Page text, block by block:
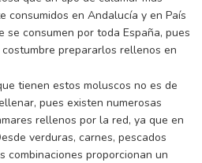
consumidos en Andalucía y en País
se consumen por toda España, pues
prepararlos rellenos en
tienen estos moluscos no es de
pues existen numerosas
rellenos por la red, ya que en
verduras, carnes, pescados
combinaciones proporcionan un